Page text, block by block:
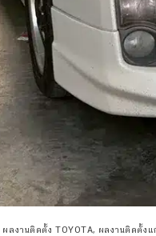
ผลงานติดตั้ง TOYOTA, ผลงานติดตั้ง